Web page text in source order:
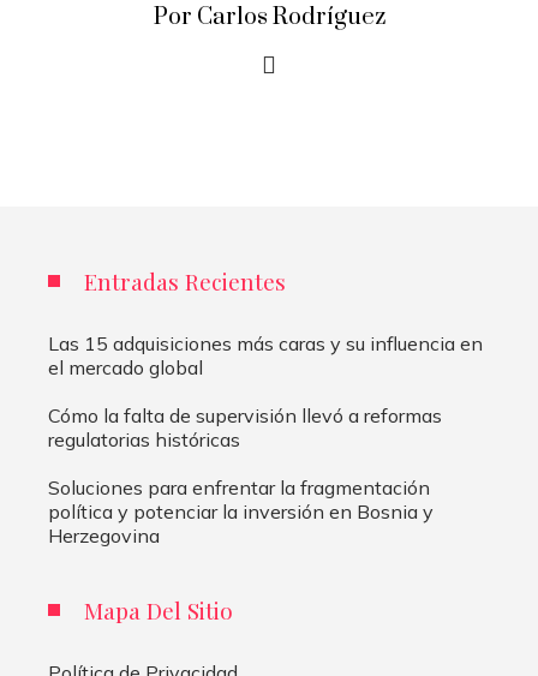
Por Carlos Rodríguez
Entradas Recientes
Las 15 adquisiciones más caras y su influencia en
el mercado global
Cómo la falta de supervisión llevó a reformas
regulatorias históricas
Soluciones para enfrentar la fragmentación
política y potenciar la inversión en Bosnia y
Herzegovina
Mapa Del Sitio